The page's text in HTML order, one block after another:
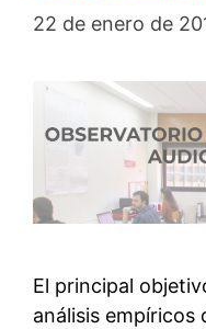
22 de enero de
El principal
análisis empíricos